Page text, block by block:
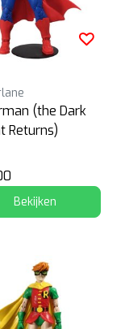
(the Dark
Returns)
Bekijken